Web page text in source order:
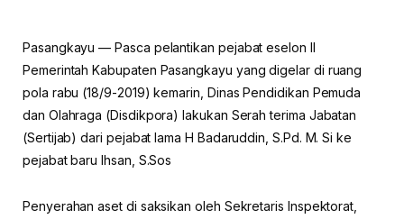
Pasangkayu — Pasca pelantikan pejabat eselon ll
Pemerintah Kabupaten Pasangkayu yang digelar di ruang
pola rabu (18/9-2019) kemarin, Dinas Pendidikan Pemuda
dan Olahraga (Disdikpora) lakukan Serah terima Jabatan
(Sertijab) dari pejabat lama H Badaruddin, S.Pd. M. Si ke
pejabat baru Ihsan, S.Sos
Penyerahan aset di saksikan oleh Sekretaris Inspektorat,